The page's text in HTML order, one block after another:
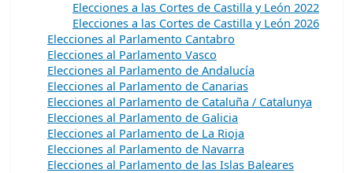
Elecciones a las Cortes de Castilla y León 2022
Elecciones a las Cortes de Castilla y León 2026
Elecciones al Parlamento Cantabro
Elecciones al Parlamento Vasco
Elecciones al Parlamento de Andalucía
Elecciones al Parlamento de Canarias
Elecciones al Parlamento de Cataluña / Catalunya
Elecciones al Parlamento de Galicia
Elecciones al Parlamento de La Rioja
Elecciones al Parlamento de Navarra
Elecciones al Parlamento de las Islas Baleares